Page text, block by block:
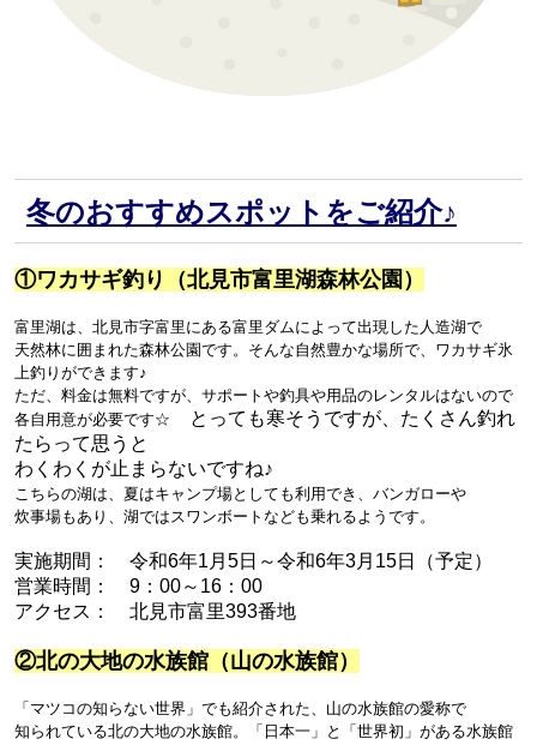
冬のおすすめスポットをご紹介♪
①ワカサギ釣り（北見市富里湖森林公園）
富里湖は、北見市字富里にある富里ダムによって出現した人造湖で
天然林に囲まれた森林公園です。 そんな自然豊かな場所で、 ワカサギ氷
上釣りができます♪
ただ、 料金は無料ですが、サポートや釣具や用品のレンタルはないので
各自用意が必要です☆
とっても寒そうですが、たくさん釣れ
たらって思うと
わくわくが止まらないですね♪
こちらの湖は、夏はキャンプ場としても利用でき、バンガローや
炊事場もあり、湖ではスワンボートなども乗れるようです。
実施期間： 令和6年1月5日～令和6年3月15日（予定）
営業時間： 9：00～16：00
アクセス： 北見市富里393番地
②北の大地の水族館（山の水族館）
「マツコの知らない世界」でも紹介された、山の水族館の愛称で
知られている北の大地の水族館。
「日本一」と「世界初」がある水族館